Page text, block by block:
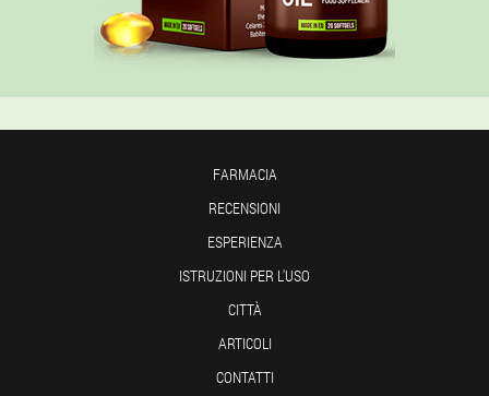
FARMACIA
RECENSIONI
ESPERIENZA
ISTRUZIONI PER L'USO
CITTÀ
ARTICOLI
CONTATTI